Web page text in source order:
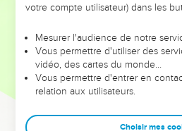
leur foi ou leur vision. Mais on voit
et les saisons difficiles qu'ils ont
sont elles qui les ont
Dans cette conférence, leaders,
clés pour avancer avec plus de
votre compte utilisateur) dans les
Mesurer l'audience de notre
Vous permettre d'utiliser des
vidéo, des cartes du monde…
Vous permettre d'entrer en
relation aux utilisateurs.
Choisir mes